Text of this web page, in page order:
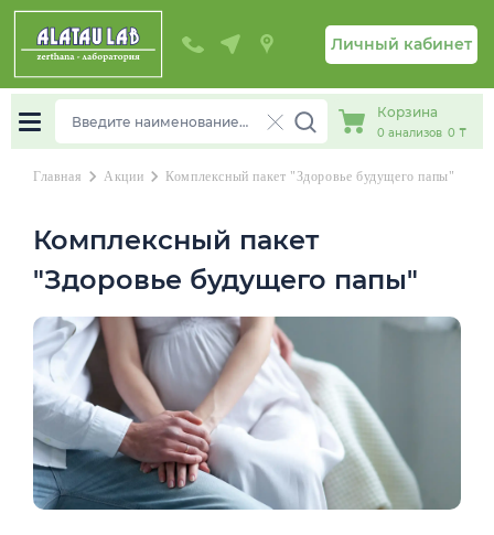
Личный кабинет
Корзина
0 анализов 0 ₸
Главная chevron_rightАкции chevron_right Комплексный пакет "Здоровье будущего папы"
Комплексный пакет
"Здоровье будущего папы"